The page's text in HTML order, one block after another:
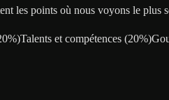
les points où nous voyons le plus
%)Talents et compétences (20%)